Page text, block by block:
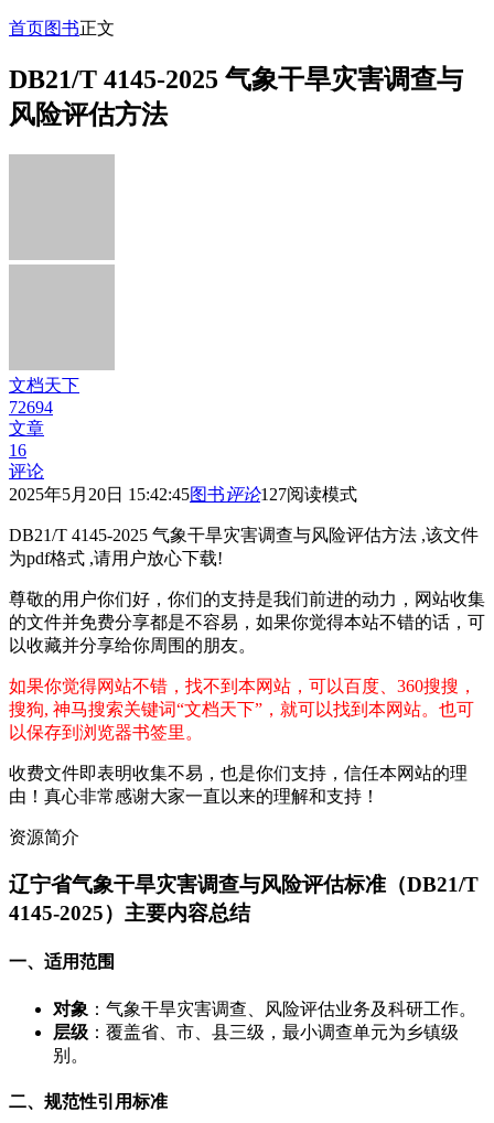
首页图书正文
DB21/T 4145-2025 气象干旱灾害调查与
风险评估方法
文档天下
72694
文章
16
评论
2025年5月20日 15:42:45图书评论127阅读模式
DB21/T 4145-2025 气象干旱灾害调查与风险评估方法 ,该文件
为pdf格式 ,请用户放心下载!
尊敬的用户你们好，你们的支持是我们前进的动力，网站收集
的文件并免费分享都是不容易，如果你觉得本站不错的话，可
以收藏并分享给你周围的朋友。
如果你觉得网站不错，找不到本网站，可以百度、360搜搜，
搜狗, 神马搜索关键词“文档天下”，就可以找到本网站。也可
以保存到浏览器书签里。
收费文件即表明收集不易，也是你们支持，信任本网站的理
由！真心非常感谢大家一直以来的理解和支持！
资源简介
辽宁省气象干旱灾害调查与风险评估标准（DB21/T
4145-2025）主要内容总结
一、适用范围
对象 ​：气象干旱灾害调查、风险评估业务及科研工作。
层级 ​：覆盖省、市、县三级，最小调查单元为乡镇级
别。
二、规范性引用标准